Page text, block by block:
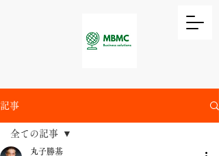
記事
全ての記事
丸子勝基